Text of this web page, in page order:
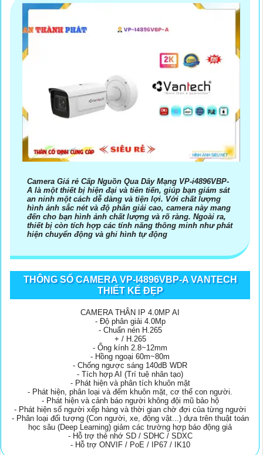
Camera Giá rẻ Cấp Nguồn Qua Dây Mạng VP-i4896VBP-
A là một thiết bị hiện đại và tiên tiến, giúp bạn giám sát
an ninh một cách dễ dàng và tiện lợi. Với chất lượng
hình ảnh sắc nét và độ phân giải cao, camera này mang
đến cho bạn hình ảnh chất lượng và rõ ràng. Ngoài ra,
thiết bị còn tích hợp các tính năng thông minh như phát
hiện chuyển động và ghi hình tự động
THÔNG SỐ CAMERA VP-I4896VBP-A VANTECH
THIẾT KẾ ĐẸP
CAMERA THÂN IP 4.0MP AI
- Độ phân giải 4.0Mp
- Chuẩn nén H.265
+ / H.265
- Ống kính 2.8~12mm
- Hồng ngoại 60m~80m
- Chống ngược sáng 140dB WDR
- Tích hợp AI (Trí tuệ nhân tạo)
- Phát hiện và phân tích khuôn mặt
- Phát hiện, phân loại và đếm khuôn mặt, cơ thể con người.
- Phát hiện và cảnh báo người không đội mũ bảo hộ
- Phát hiện số người xếp hàng và thời gian chờ đợi của từng người
- Phân loại đối tượng (Con người, xe, động vật...) dựa trên thuật toán
học sâu (Deep Learning) giảm các trường hợp báo động giả
- Hỗ trợ thẻ nhớ SD / SDHC / SDXC
- Hỗ trợ ONVIF / PoE / IP67 / IK10